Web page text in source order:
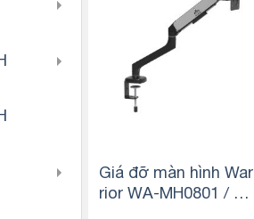
Giá đỡ màn hình War
rior WA-MH0801 / Ta